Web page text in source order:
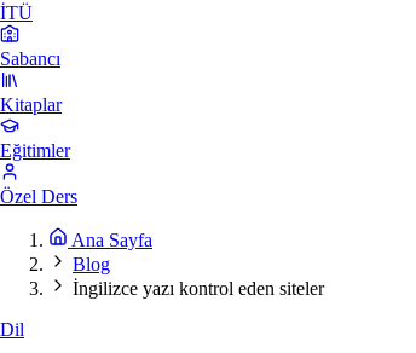
İTÜ
Sabancı
Kitaplar
Eğitimler
Özel Ders
Ana Sayfa
Blog
İngilizce yazı kontrol eden siteler
Dil